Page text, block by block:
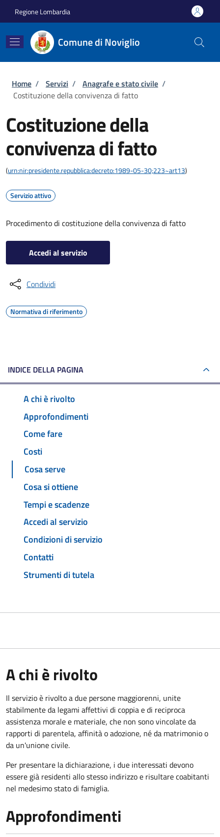
Regione Lombardia
Comune di Noviglio
Briciole di pane
Home / Servizi / Anagrafe e stato civile /
Costituzione della convivenza di fatto
Costituzione della
convivenza di fatto
(urn:nir:presidente.repubblica:decreto:1989-05-30;223~art13)
Servizio attivo
Procedimento di costituzione della convivenza di fatto
Accedi al servizio
Condividi
Normativa di riferimento
INDICE DELLA PAGINA
A chi è rivolto
Approfondimenti
Come fare
Costi
Cosa serve
Cosa si ottiene
Tempi e scadenze
Accedi al servizio
Condizioni di servizio
Contatti
Strumenti di tutela
A chi è rivolto
Il servizio è rivolto a due persone maggiorenni, unite
stabilmente da legami affettivi di coppia e di reciproca
assistenza morale e materiale, che non sono vincolate da
rapporti di parentela, affinità o adozione, né da matrimonio o
da un'unione civile.
Per presentare la dichiarazione, i due interessati devono
essere già residenti allo stesso indirizzo e risultare coabitanti
nel medesimo stato di famiglia.
Approfondimenti